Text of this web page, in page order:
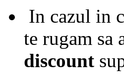
In cazul in
te rugam sa
discount